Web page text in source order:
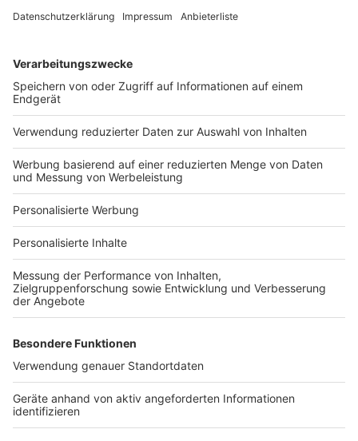
Services
Bauprojekt-Quiz
Häuser-Suche
Hausanbieter-Suche
Bauprojekt-Profil
Für Unternehmen
Ihre Baufirma auf bauen.de
Kostenloses Infogespräch